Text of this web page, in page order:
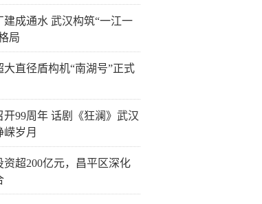
建成通水 武汉构筑“一江一
局
直径盾构机“南湖号”正式
99周年 话剧《狂澜》武汉
岁月
资超200亿元，昌平区深化